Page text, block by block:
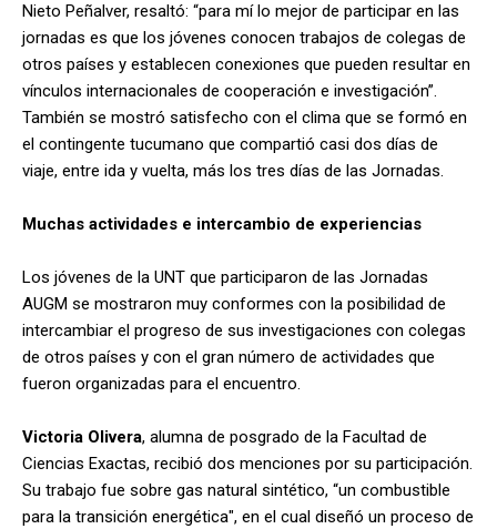
Nieto Peñalver, resaltó: “para mí lo mejor de participar en las
jornadas es que los jóvenes conocen trabajos de colegas de
otros países y establecen conexiones que pueden resultar en
vínculos internacionales de cooperación e investigación”.
También se mostró satisfecho con el clima que se formó en
el contingente tucumano que compartió casi dos días de
viaje, entre ida y vuelta, más los tres días de las Jornadas.
Muchas actividades e intercambio de experiencias
Los jóvenes de la UNT que participaron de las Jornadas
AUGM se mostraron muy conformes con la posibilidad de
intercambiar el progreso de sus investigaciones con colegas
de otros países y con el gran número de actividades que
fueron organizadas para el encuentro.
Victoria Olivera, alumna de posgrado de la Facultad de
Ciencias Exactas, recibió dos menciones por su participación.
Su trabajo fue sobre gas natural sintético, “un combustible
para la transición energética", en el cual diseñó un proceso de